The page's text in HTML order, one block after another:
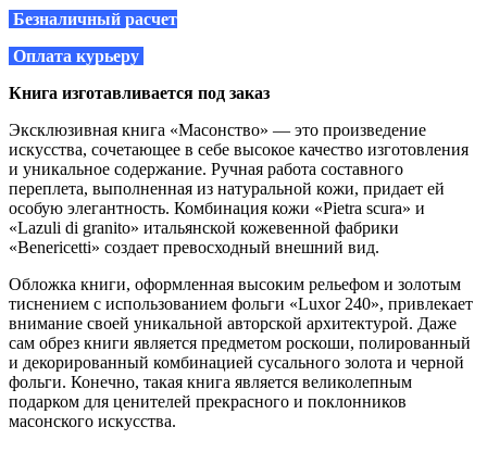
Безналичный расчет
Оплата курьеру
Книга изготавливается под заказ
Эксклюзивная книга «Масонство» — это произведение
искусства, сочетающее в себе высокое качество изготовления
и уникальное содержание. Ручная работа составного
переплета, выполненная из натуральной кожи, придает ей
особую элегантность. Комбинация кожи «Pietra scura» и
«Lazuli di granito» итальянской кожевенной фабрики
«Benericetti» создает превосходный внешний вид.
Обложка книги, оформленная высоким рельефом и золотым
тиснением с использованием фольги «Luxor 240», привлекает
внимание своей уникальной авторской архитектурой. Даже
сам обрез книги является предметом роскоши, полированный
и декорированный комбинацией сусального золота и черной
фольги. Конечно, такая книга является великолепным
подарком для ценителей прекрасного и поклонников
масонского искусства.